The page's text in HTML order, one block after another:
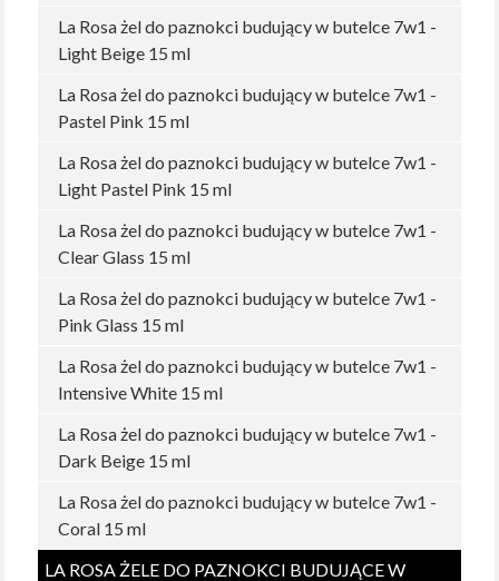
La Rosa żel do paznokci budujący w butelce 7w1 -
Light Beige 15 ml
La Rosa żel do paznokci budujący w butelce 7w1 -
Pastel Pink 15 ml
La Rosa żel do paznokci budujący w butelce 7w1 -
Light Pastel Pink 15 ml
La Rosa żel do paznokci budujący w butelce 7w1 -
Clear Glass 15 ml
La Rosa żel do paznokci budujący w butelce 7w1 -
Pink Glass 15 ml
La Rosa żel do paznokci budujący w butelce 7w1 -
Intensive White 15 ml
La Rosa żel do paznokci budujący w butelce 7w1 -
Dark Beige 15 ml
La Rosa żel do paznokci budujący w butelce 7w1 -
Coral 15 ml
LA ROSA ŻELE DO PAZNOKCI BUDUJĄCE W